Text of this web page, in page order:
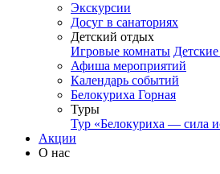
Экскурсии
Досуг в санаториях
Детский отдых
Игровые комнаты
Афиша мероприятий
Календарь событий
Белокуриха Горная
Туры
Тур «Белокуриха — сила
Акции
О нас